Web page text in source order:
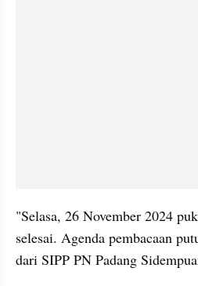
"Selasa, 26 November 2024
selesai. Agenda pembacaan
dari SIPP PN Padang